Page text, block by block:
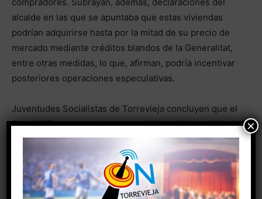
alcalde en las que se apuntaba que estas viviendas
podrían adquirirse hasta por la mitad de su precio de
mercado mediante créditos blandos de la Generalitat,
entre otras medidas, lo que, afirman, podría incentivar
posteriores operaciones especulativas.
Juventudes Socialistas de Torrevieja concluyen que el
Plan VIVE no responde a una política social de vivienda
ni soluciona el problema estructural de acceso a la
misma en el municipio, y advierten de que los jóvenes
y la clase trabajadora seguirán quedando fuera del
sistema si no se modifican los criterios actuales.
×